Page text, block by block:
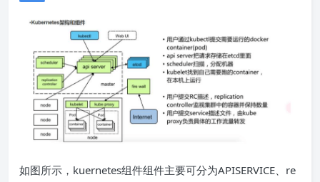
如图所示，kuernetes组件组件主要可分为APISERVICE、re